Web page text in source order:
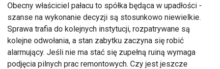
Obecny właściciel pałacu to spółka będąca w upadłości -
szanse na wykonanie decyzji są stosunkowo niewielkie.
Sprawa trafia do kolejnych instytucji, rozpatrywane są
kolejne odwołania, a stan zabytku zaczyna się robić
alarmujący. Jeśli nie ma stać się zupełną ruiną wymaga
podjęcia pilnych prac remontowych. Czy jest jeszcze